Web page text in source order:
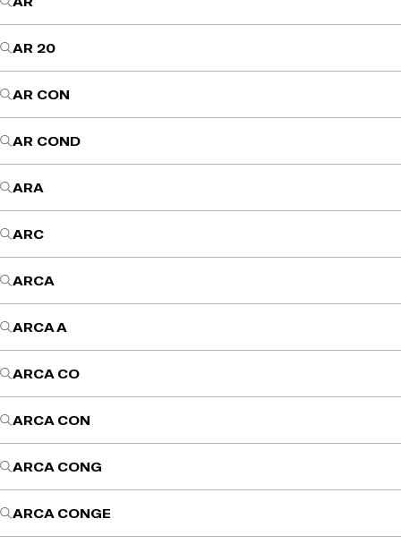
AR 20
AR CON
AR COND
ARA
ARC
ARCA
ARCA A
ARCA CO
ARCA CON
ARCA CONG
ARCA CONGE